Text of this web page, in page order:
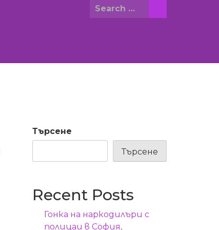
Search
Търсене
Търсене
Recent Posts
Гонка на наркодилъри с
полицаи в София,